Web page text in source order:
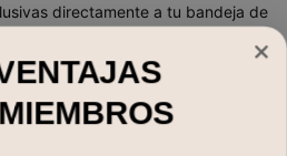
directamente a tu bandeja de